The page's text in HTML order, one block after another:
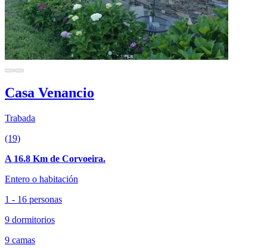
Casa Venancio
Trabada
(19)
A 16.8 Km de Corvoeira.
Entero o habitación
1 - 16 personas
9 dormitorios
9 camas